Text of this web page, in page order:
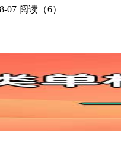
07 阅读（6）